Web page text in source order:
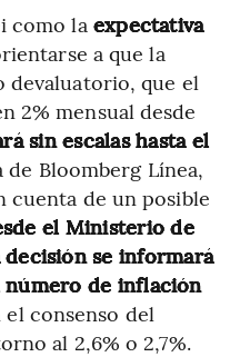
como la expectativa
a que la
que el
2% mensual desde
sin escalas hasta el
Bloomberg Línea,
cuenta de un posible
el Ministerio de
decisión se informará
número de inflación
el consenso del
al 2,6% o 2,7%.